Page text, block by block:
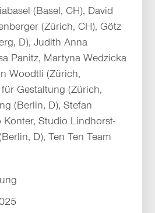
(Basel, CH), David
(Zürich, CH), Götz
D), Judith Anna
Panitz, Martyna Wedzicka
Woodtli (Zürich,
Gestaltung (Zürich,
(Berlin, D), Stefan
Konter, Studio Lindhorst-
D), Ten Ten Team